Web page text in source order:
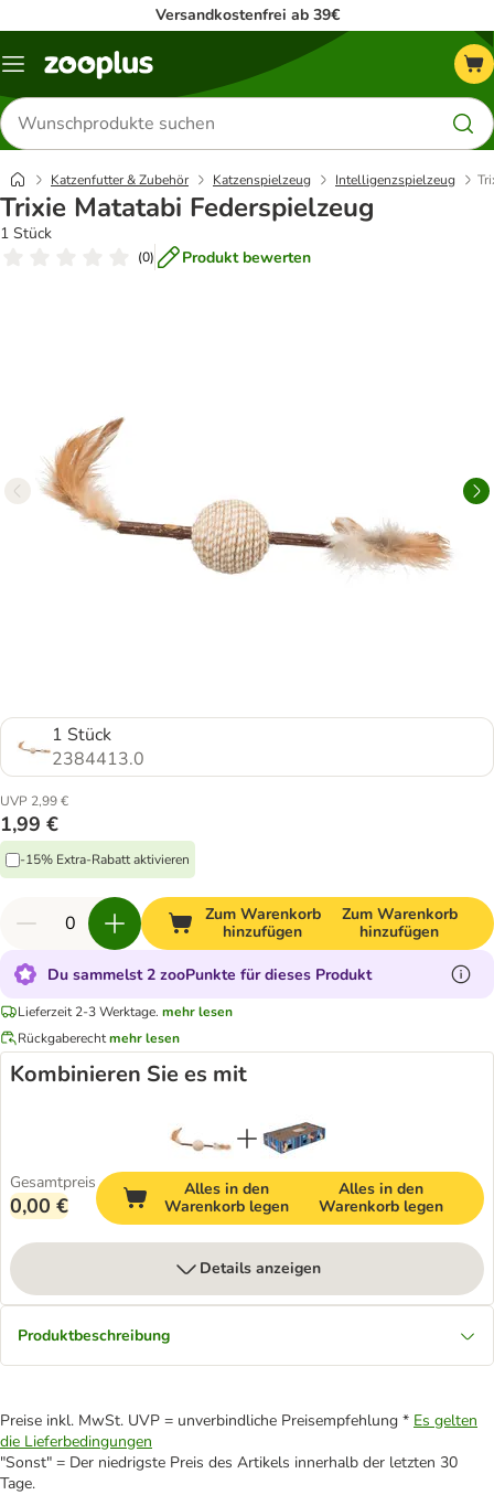
Versandkostenfrei ab 39€
Menü
Produkte
suchen
Katzenfutter & Zubehör Katzenspielzeug Intelligenzspielzeug
Trixie Matatabi Federspielzeug
1 Stück
(0) Produkt bewerten
1 Stück
2384413.0
UVP 2,99 €
1,99 €
-15% Extra-Rabatt aktivieren
Zum Warenkorb
hinzufügen
Zum Warenkorb
hinzufügen
Du sammelst 2 zooPunkte für dieses Produkt
Lieferzeit 2-3 Werktage. mehr lesen
Rückgaberechtmehr lesen
Kombinieren Sie es mit
Gesamtpreis
0,00 €
Alles in den
Warenkorb legen
Alles in den
Warenkorb legen
Details anzeigen
Produktbeschreibung
Preise inkl. MwSt. UVP = unverbindliche Preisempfehlung * Es gelten
die Lieferbedingungen
"Sonst" = Der niedrigste Preis des Artikels innerhalb der letzten 30
Tage.